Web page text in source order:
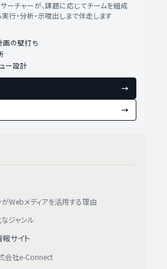
ーチャーが、課題に応じてチームを組成
行・分析・示唆出しまで伴走します
画の壁打ち
ー設計
→
→
Webメディアを活用する理由
ジャンル
サイト
会社e-Connect